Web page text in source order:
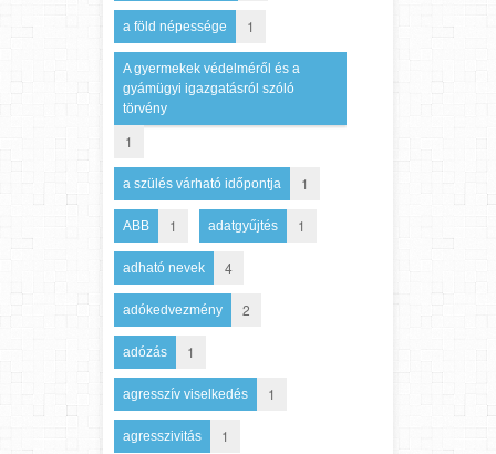
a föld népessége 1
A gyermekek védelméről és a
gyámügyi igazgatásról szóló
törvény
1
a szülés várható időpontja 1
ABB 1 adatgyűjtés 1
adható nevek 4
adókedvezmény 2
adózás 1
agresszív viselkedés 1
agresszivitás 1